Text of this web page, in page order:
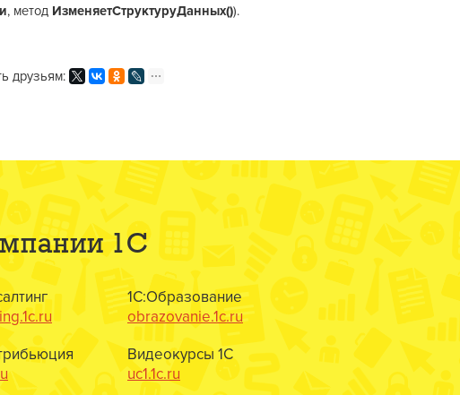
, метод ИзменяетСтруктуруДанных()).
друзьям:
1С
1С:Образование
obrazovanie.1c.ru
Видеокурсы 1С
uc1.1c.ru